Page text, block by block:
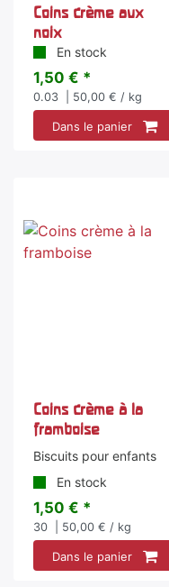
Coins crème aux
noix
En stock
1,50 € *
0.03 | 50,00 € / kg
Dans le panier
Coins crème à la
framboise
Biscuits pour enfants
En stock
1,50 € *
30 | 50,00 € / kg
Dans le panier